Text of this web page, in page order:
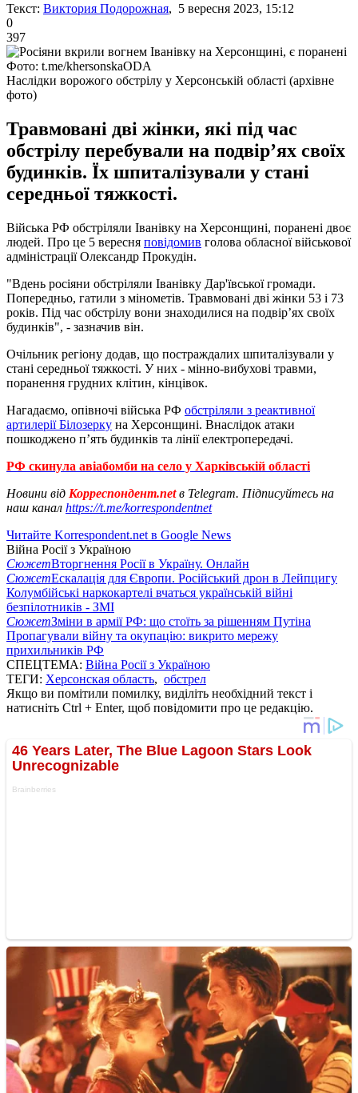
Текст: Виктория Подорожная, 5 вересня 2023, 15:12
0
397
Фото: t.me/khersonskaODA
Наслідки ворожого обстрілу у Херсонській області (архівне
фото)
Травмовані дві жінки, які під час
обстрілу перебували на подвір’ях своїх
будинків. Їх шпиталізували у стані
середньої тяжкості.
Війська РФ обстріляли Іванівку на Херсонщині, поранені двоє
людей. Про це 5 вересня повідомив голова обласної військової
адміністрації Олександр Прокудін.
"Вдень росіяни обстріляли Іванівку Дар'ївської громади.
Попередньо, гатили з мінометів. Травмовані дві жінки 53 і 73
років. Під час обстрілу вони знаходилися на подвір’ях своїх
будинків", - зазначив він.
Очільник регіону додав, що постраждалих шпиталізували у
стані середньої тяжкості. У них - мінно-вибухові травми,
поранення грудних клітин, кінцівок.
Нагадаємо, опівночі війська РФ обстріляли з реактивної
артилерії Білозерку на Херсонщині. Внаслідок атаки
пошкоджено пʼять будинків та лінії електропередачі.
РФ скинула авіабомби на село у Харківській області
Новини від Корреспондент.netв Telegram. Підписуйтесь на
наш канал https://t.me/korrespondentnet
Читайте Korrespondent.net в Google News
Війна Росії з Україною
СюжетВторгнення Росії в Україну. Онлайн
СюжетЕскалація для Європи. Російський дрон в Лейпцигу
Колумбійські наркокартелі вчаться українській війні
безпілотників - ЗМІ
СюжетЗміни в армії РФ: що стоїть за рішенням Путіна
Пропагували війну та окупацію: викрито мережу
прихильників РФ
СПЕЦТЕМА: Війна Росії з Україною
ТЕГИ: Херсонская область, обстрел
Якщо ви помітили помилку, виділіть необхідний текст і
натисніть Ctrl + Enter, щоб повідомити про це редакцію.